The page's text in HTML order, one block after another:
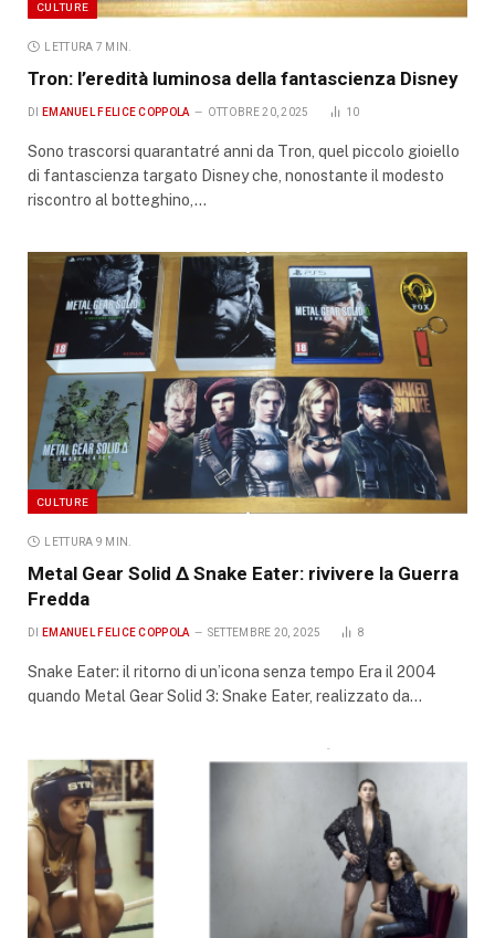
CULTURE
LETTURA 7 MIN.
Tron: l’eredità luminosa della fantascienza Disney
DI EMANUEL FELICE COPPOLA OTTOBRE 20, 2025 10
Sono trascorsi quarantatré anni da Tron, quel piccolo gioiello
di fantascienza targato Disney che, nonostante il modesto
riscontro al botteghino,…
CULTURE
LETTURA 9 MIN.
Metal Gear Solid Δ Snake Eater: rivivere la Guerra
Fredda
DI EMANUEL FELICE COPPOLA SETTEMBRE 20, 2025 8
Snake Eater: il ritorno di un’icona senza tempo Era il 2004
quando Metal Gear Solid 3: Snake Eater, realizzato da…